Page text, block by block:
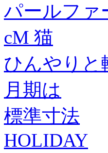
パールファ
cM 猫
ひんやりと
月期は
標準寸法
HOLIDAY